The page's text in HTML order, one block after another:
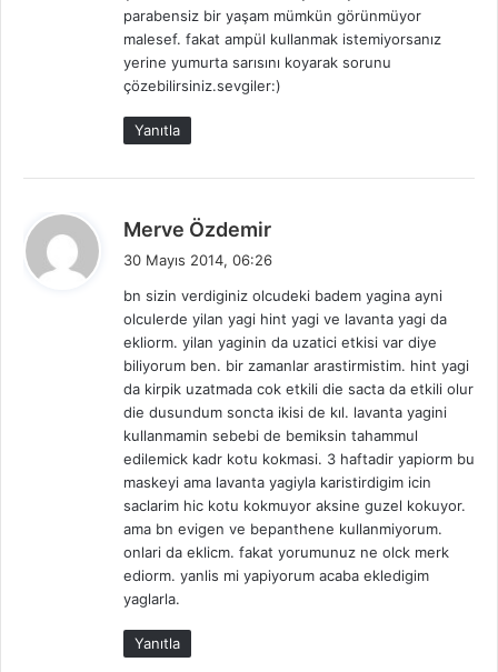
parabensiz bir yaşam mümkün görünmüyor
malesef. fakat ampül kullanmak istemiyorsanız
yerine yumurta sarısını koyarak sorunu
çözebilirsiniz.sevgiler:)
Yanıtla
Merve Özdemir
i
k
i
30 Mayıs 2014, 06:26
bn sizin verdiginiz olcudeki badem yagina ayni
olculerde yilan yagi hint yagi ve lavanta yagi da
ekliorm. yilan yaginin da uzatici etkisi var diye
biliyorum ben. bir zamanlar arastirmistim. hint yagi
da kirpik uzatmada cok etkili die sacta da etkili olur
die dusundum soncta ikisi de kıl. lavanta yagini
kullanmamin sebebi de bemiksin tahammul
edilemick kadr kotu kokmasi. 3 haftadir yapiorm bu
maskeyi ama lavanta yagiyla karistirdigim icin
saclarim hic kotu kokmuyor aksine guzel kokuyor.
ama bn evigen ve bepanthene kullanmiyorum.
onlari da eklicm. fakat yorumunuz ne olck merk
ediorm. yanlis mi yapiyorum acaba ekledigim
yaglarla.
Yanıtla